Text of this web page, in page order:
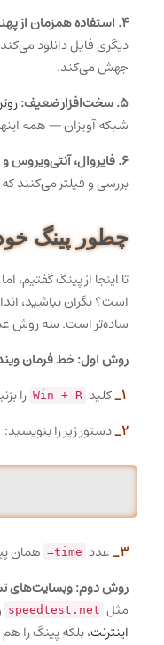
۴. استفاده همزمان از پهنای باند:
دیگری فایل دانلود
جهش می‌کند.
۵. سخت‌افزار ضعیف:
روتر
شبکه آویزان — همه
۶. فایروال، آنتی‌ویروس و VPN:
بررسی و فیلتر می‌کنند
چطور پینگ خود
تا اینجا از پینگ
است؟ نگران نباشید،
ساده‌تر است. سه روش
روش اول: خط فرمان
کلید Win + R را
2_ دستور زیر را بنویسید:
3_ عدد time=
همان
روش دوم: وبسایت‌های
مثل speedtest.net
اینترنت، بلکه پینگ را